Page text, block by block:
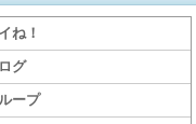
ね！
グ
ープ